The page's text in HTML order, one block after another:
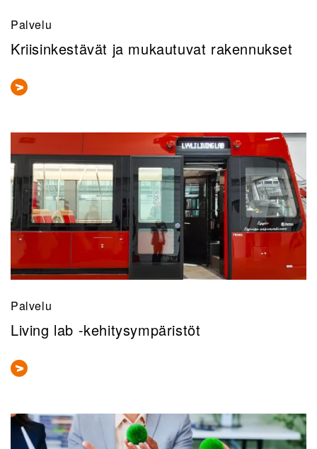
Palvelu
Kriisinkestävät ja mukautuvat rakennukset
Palvelu
Living lab -kehitysympäristöt